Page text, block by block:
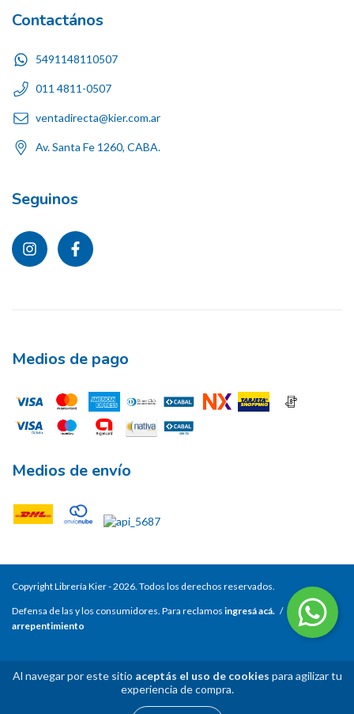
Al navegar por este sitio aceptás el uso de cookies para agilizar tu
experiencia de compra.
Contactános
5491148110507
011 4811-0507
ventadirecta@kier.com.ar
Av. Santa Fe 1260, CABA.
Seguinos
Medios de pago
Medios de envío
Copyright Librería Kier - 2026. Todos los derechos reservados.
Defensa de las y los consumidores. Para reclamos ingresá acá. /
Botón de
arrepentimiento